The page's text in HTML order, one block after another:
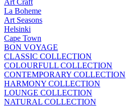
Art Craft
La Boheme
Art Seasons
Helsinki
Cape Town
BON VOYAGE
CLASSIC COLLECTION
COLOURFULL COLLECTION
CONTEMPORARY COLLECTION
HARMONY COLLECTION
LOUNGE COLLECTION
NATURAL COLLECTION